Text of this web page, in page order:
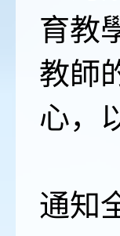
育教
教師
心，
通知